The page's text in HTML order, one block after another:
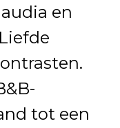
en
tot een